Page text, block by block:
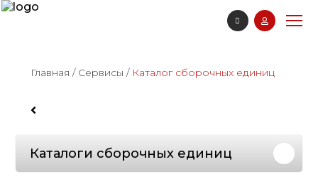
Главная / Сервисы / Каталог сборочных единиц
Каталоги сборочных единиц